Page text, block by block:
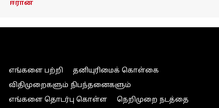
ஈரான்
எங்களை பற்றி
தனியுரிமைக் கொள்கை
விதிமுறைகளும் நிபந்தனைகளும்
எங்களை தொடர்பு கொள்ள
நெறிமுறை நடத்தை